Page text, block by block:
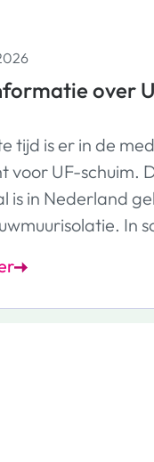
over
tijd is er in de
voor UF-schuim.
is in Nederland
In
geldt er nu
om UF-